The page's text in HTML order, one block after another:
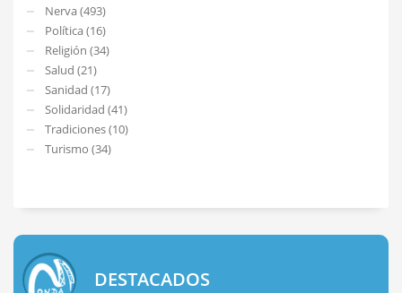
Nerva (493)
Política (16)
Religión (34)
Salud (21)
Sanidad (17)
Solidaridad (41)
Tradiciones (10)
Turismo (34)
DESTACADOS